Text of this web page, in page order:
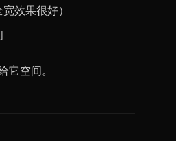
效果很好）
空间。